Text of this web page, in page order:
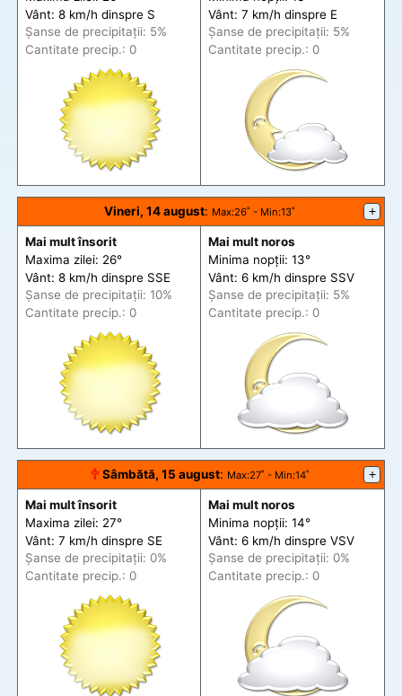
Vânt: 8 km/h dinspre S
Șanse de precipitații: 5%
Cantitate precip.: 0
Vânt: 7 km/h dinspre E
Șanse de precipitații: 5%
Cantitate precip.: 0
Vineri, 14 august: Max:26˚ - Min:13˚ +
Mai mult însorit
Maxima zilei: 26°
Vânt: 8 km/h dinspre SSE
Șanse de precipitații: 10%
Cantitate precip.: 0
Mai mult noros
Minima nopții: 13°
Vânt: 6 km/h dinspre SSV
Șanse de precipitații: 5%
Cantitate precip.: 0
🕆 Sâmbătă, 15 august: Max:27˚ - Min:14˚ +
Mai mult însorit
Maxima zilei: 27°
Vânt: 7 km/h dinspre SE
Șanse de precipitații: 0%
Cantitate precip.: 0
Mai mult noros
Minima nopții: 14°
Vânt: 6 km/h dinspre VSV
Șanse de precipitații: 0%
Cantitate precip.: 0